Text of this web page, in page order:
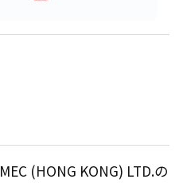
MEC (HONG KONG) LTD.の